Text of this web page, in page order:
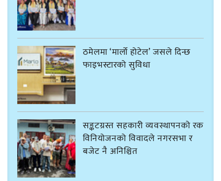
ठमेलमा ‘मार्लो होटेल’ जसले दिन्छ
फाइभस्टारको सुविधा
सङ्कटग्रस्त सहकारी व्यवस्थापनको रकम
विनियोजनको विवादले नगरसभा र
बजेट नै अनिश्चित